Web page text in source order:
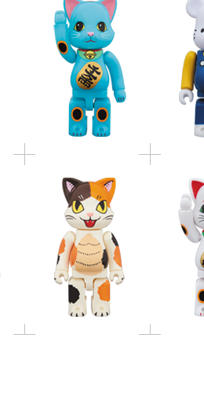
NY@BRICK ネゴラ
400％